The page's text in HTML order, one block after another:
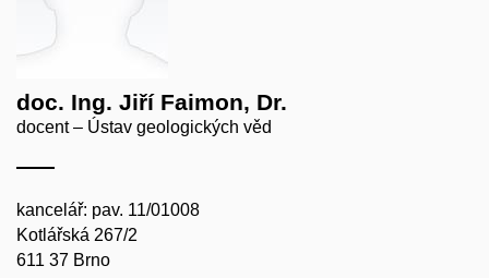
doc. Ing. Jiří Faimon, Dr.
docent – Ústav geologických věd
kancelář: pav. 11/01008
Kotlářská 267/2
611 37 Brno